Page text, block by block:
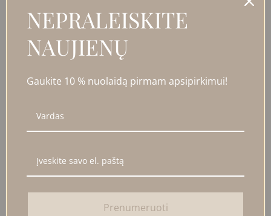
PANAŠŪS PRODUKTAI
JUODO ONIKSO VĖRINYS
SU SWAROVSKI KRISTALU
GRANDINĖLĖ “KALI”
38,00€
NEPRALEISKITE
NAUJIENŲ
Gaukite 10 % nuolaidą pirmam apsipirkimui!
Prenumeruoti